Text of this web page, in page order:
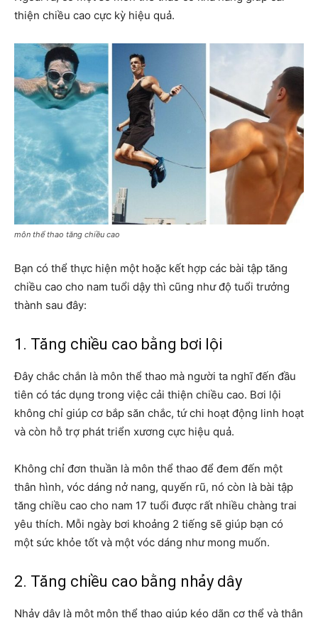
thiện chiều cao cực kỳ hiệu quả.
môn thể thao tăng chiều cao
Bạn có thể thực hiện một hoặc kết hợp các bài tập tăng
chiều cao cho nam tuổi dậy thì cũng như độ tuổi trưởng
thành sau đây:
1. Tăng chiều cao bằng bơi lội
Đây chắc chắn là môn thể thao mà người ta nghĩ đến đầu
tiên có tác dụng trong việc cải thiện chiều cao. Bơi lội
không chỉ giúp cơ bắp săn chắc, tứ chi hoạt động linh hoạt
và còn hỗ trợ phát triển xương cực hiệu quả.
Không chỉ đơn thuần là môn thể thao để đem đến một
thân hình, vóc dáng nở nang, quyến rũ, nó còn là bài tập
tăng chiều cao cho nam 17 tuổi được rất nhiều chàng trai
yêu thích. Mỗi ngày bơi khoảng 2 tiếng sẽ giúp bạn có
một sức khỏe tốt và một vóc dáng như mong muốn.
2. Tăng chiều cao bằng nhảy dây
Nhảy dây là một môn thể thao giúp kéo dãn cơ thể và thân